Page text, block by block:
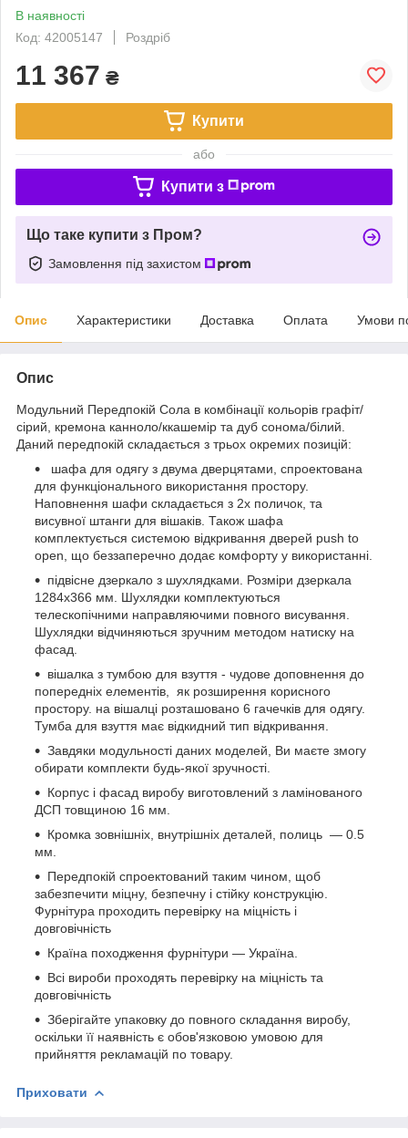
В наявності
Код: 42005147
Роздріб
11 367 ₴
Купити
або
Купити з
Що таке купити з Пром?
Замовлення під захистом
Опис Характеристики Доставка Оплата Умови
Опис
Модульний Передпокій Сола в комбінації кольорів графіт/
сірий, кремона канноло/ккашемір та дуб сонома/білий.
Даний передпокій складається з трьох окремих позицій:
шафа для одягу з двума дверцятами, спроектована
для функціонального використання простору.
Наповнення шафи складається з 2х поличок, та
висувної штанги для вішаків. Також шафа
комплектується системою відкривання дверей push to
open, що беззаперечно додає комфорту у використанні.
підвісне дзеркало з шухлядками. Розміри дзеркала
1284х366 мм. Шухлядки комплектуються
телескопічними направляючими повного висування.
Шухлядки відчиняються зручним методом натиску на
фасад.
вішалка з тумбою для взуття - чудове доповнення до
попередніх елементів, як розширення корисного
простору. на вішалці розташовано 6 гачечків для одягу.
Тумба для взуття має відкидний тип відкривання.
Завдяки модульності даних моделей, Ви маєте змогу
обирати комплекти будь-якої зручності.
Корпус і фасад виробу виготовлений з ламінованого
ДСП товщиною 16 мм.
Кромка зовнішніх, внутрішніх деталей, полиць — 0.5
мм.
Передпокій спроектований таким чином, щоб
забезпечити міцну, безпечну і стійку конструкцію.
Фурнітура проходить перевірку на міцність і
довговічність
Країна походження фурнітури — Україна.
Всі вироби проходять перевірку на міцність та
довговічність
Зберігайте упаковку до повного складання виробу,
оскільки її наявність є обов'язковою умовою для
прийняття рекламацій по товару.
Приховати